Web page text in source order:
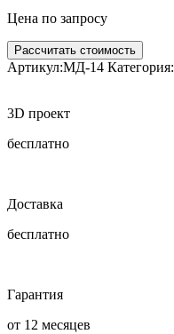
Цена по запросу
Рассчитать стоимость
Артикул:МД-14 Категория:
3D проект
бесплатно
Доставка
бесплатно
Гарантия
от 12 месяцев